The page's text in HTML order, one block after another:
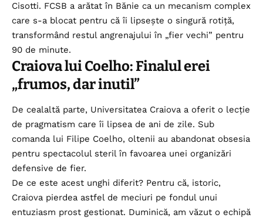
Cisotti. FCSB a arătat în Bănie ca un mecanism complex
care s-a blocat pentru că îi lipsește o singură rotiță,
transformând restul angrenajului în „fier vechi” pentru
90 de minute.
Craiova lui Coelho: Finalul erei
„frumos, dar inutil”
De cealaltă parte, Universitatea Craiova a oferit o lecție
de pragmatism care îi lipsea de ani de zile. Sub
comanda lui Filipe Coelho, oltenii au abandonat obsesia
pentru spectacolul steril în favoarea unei organizări
defensive de fier.
De ce este acest unghi diferit? Pentru că, istoric,
Craiova pierdea astfel de meciuri pe fondul unui
entuziasm prost gestionat. Duminică, am văzut o echipă